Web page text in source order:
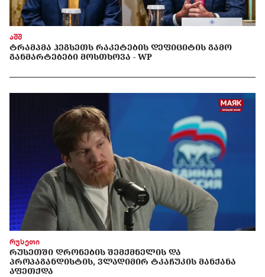
აშშ
ᲢᲠᲐᲛᲞᲛᲐ ᲰᲔᲒᲡᲔᲗᲡ ᲠᲐᲙᲔᲢᲔᲑᲘᲡ ᲓᲔᲤᲘᲪᲘᲢᲘᲡ ᲒᲐᲛᲝ
ᲒᲐᲜᲛᲐᲠᲢᲔᲑᲔᲑᲘ ᲛᲝᲡᲗᲮᲝᲕᲐ - WP
რუსეთი
ᲠᲣᲡᲔᲗᲨᲘ ᲓᲠᲝᲜᲔᲑᲘᲡ ᲨᲔᲛᲥᲛᲜᲔᲚᲘᲡ ᲓᲐ
ᲞᲠᲝᲞᲐᲒᲐᲜᲓᲘᲡᲢᲘᲡ, ᲕᲚᲐᲓᲘᲛᲘᲠ ᲢᲙᲐᲩᲣᲙᲘᲡ ᲛᲐᲜᲥᲐᲜᲐ
ᲐᲤᲔᲗᲥᲓᲐ